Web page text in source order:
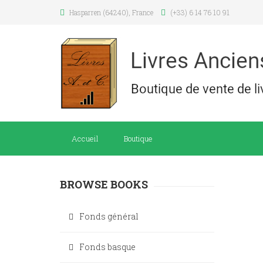
Hasparren (64240), France (+33) 6 14 76 10 91
Accueil Boutique
BROWSE BOOKS
Fonds général
Fonds basque